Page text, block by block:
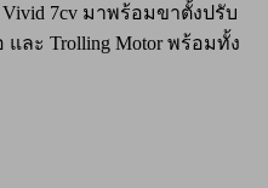
7cv มาพร้อมขาตั้งปรับ
ละ Trolling Motor พร้อมทั้ง